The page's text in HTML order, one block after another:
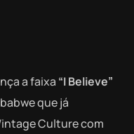
a faixa “I Believe”
que já
Culture com